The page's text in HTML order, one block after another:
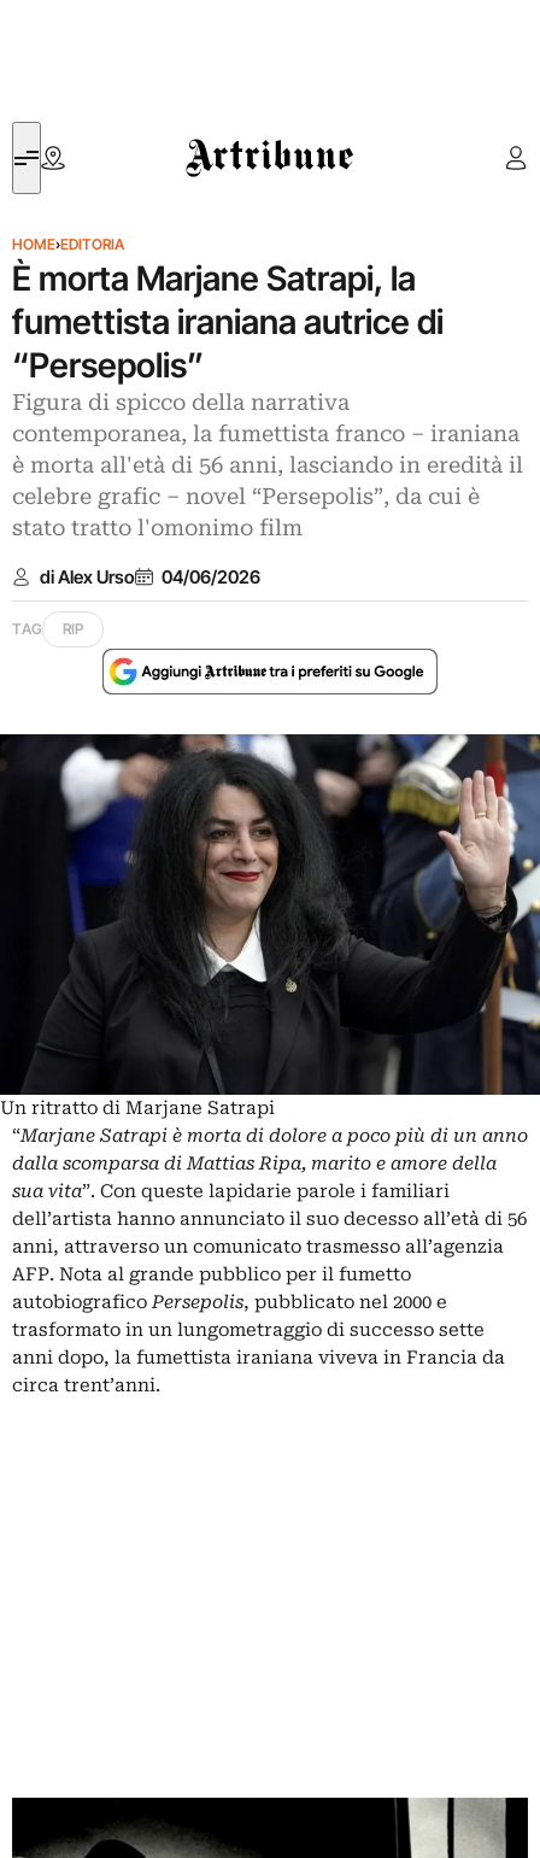
Artribune
HOME›EDITORIA
È morta Marjane Satrapi, la
fumettista iraniana autrice di
“Persepolis”
Figura di spicco della narrativa
contemporanea, la fumettista franco – iraniana
è morta all'età di 56 anni, lasciando in eredità il
celebre grafic – novel “Persepolis”, da cui è
stato tratto l'omonimo film
di Alex Urso 04/06/2026
TAG RIP
Un ritratto di Marjane Satrapi
“Marjane Satrapi è morta di dolore a poco più di un anno
dalla scomparsa di Mattias Ripa, marito e amore della
sua vita”. Con queste lapidarie parole i familiari
dell’artista hanno annunciato il suo decesso all’età di 56
anni, attraverso un comunicato trasmesso all’agenzia
AFP. Nota al grande pubblico per il fumetto
autobiograficoPersepolis, pubblicato nel 2000 e
trasformato in un lungometraggio di successo sette
anni dopo, la fumettista iraniana viveva in Francia da
circa trent’anni.